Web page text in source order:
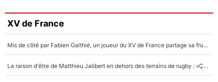
XV de France
Mis de côté par Fabien Galthié, un joueur du XV de France partage sa frustration : «ils ne me l’ont pas dit tout de suite»
La raison d'être de Matthieu Jalibert en dehors des terrains de rugby : «Ça m'atteint autant que si tu touches à un membre de ma famille»